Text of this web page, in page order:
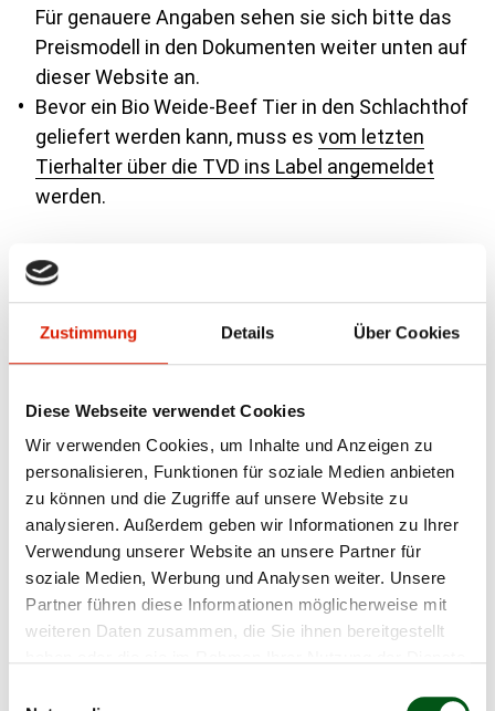
Zustimmung Details Über Cookies
Diese Webseite verwendet Cookies
Wir verwenden Cookies, um Inhalte und Anzeigen zu
personalisieren, Funktionen für soziale Medien anbieten
zu können und die Zugriffe auf unsere Website zu
analysieren. Außerdem geben wir Informationen zu Ihrer
Verwendung unserer Website an unsere Partner für
soziale Medien, Werbung und Analysen weiter. Unsere
Partner führen diese Informationen möglicherweise mit
weiteren Daten zusammen, die Sie ihnen bereitgestellt
Für genauere Angaben sehen sie sich bitte das
Preismodell in den Dokumenten weiter unten auf
dieser Website an.
Bevor ein Bio Weide-Beef Tier in den Schlachthof
geliefert werden kann, muss es vom letzten
Tierhalter über die TVD ins Label angemeldet
werden.
Produzentenaufnahme
Zurzeit werden keine neuen Bio Weide-Beef-
Produzenten aufgenommen. Bei Interesse an der
Kontakt auf.
Das Bio Weide-Beef-Label ist unabhängig von den
Natura-Labels von Mutterkuh Schweiz. Es gelten
unterschiedliche Produktionsrichtlinien,
Kontrollen und Anerkennungen.
Für Produzenten kann eine Doppelanerkennung
für das Bio Weide-Beef-Label und die Natura-
da sie eine grössere Flexibilität beim Absatz